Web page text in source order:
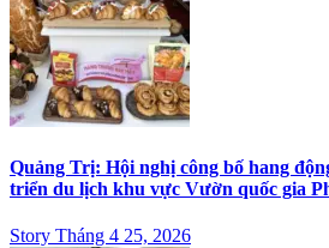
Quảng Trị: Hội nghị công bố hang
triển du lịch khu vực Vườn quốc gia
Story Tháng 4 25, 2026